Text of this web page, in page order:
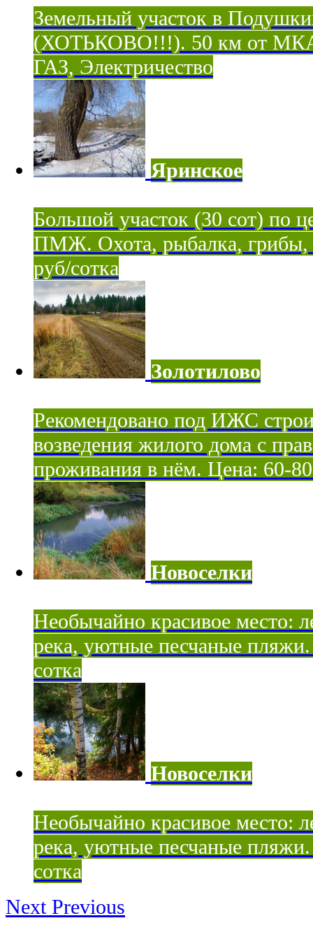
Земельный участок в
(ХОТЬКОВО!!!). 50 км от
ГАЗ, Электричество
Яринское
Большой участок (30 сот) по
ПМЖ. Охота, рыбалка, грибы,
руб/сотка
Золотилово
Рекомендовано под ИЖС
возведения жилого дома с
проживания в нём. Цена: 60-80
Новоселки
Необычайно красивое место:
река, уютные песчаные
сотка
Новоселки
Необычайно красивое место:
река, уютные песчаные
сотка
Next Previous